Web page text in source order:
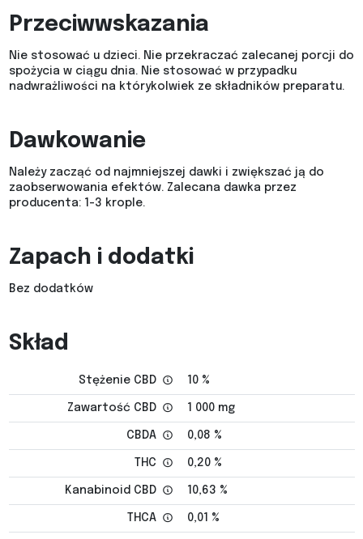
Przeciwwskazania
Nie stosować u dzieci. Nie przekraczać zalecanej porcji do
spożycia w ciągu dnia. Nie stosować w przypadku
nadwrażliwości na którykolwiek ze składników preparatu.
Dawkowanie
Należy zacząć od najmniejszej dawki i zwiększać ją do
zaobserwowania efektów. Zalecana dawka przez
producenta: 1-3 krople.
Zapach i dodatki
Bez dodatków
Skład
Stężenie CBD 10 %
Zawartość CBD 1 000 mg
CBDA 0,08 %
THC 0,20 %
Kanabinoid CBD 10,63 %
THCA 0,01 %